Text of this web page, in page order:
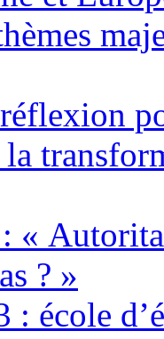
«
? »
: école